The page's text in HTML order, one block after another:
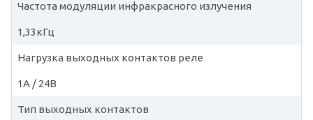
Частота модуляции инфракрасного излучения
1,33кГц
Нагрузка выходных контактов реле
1А / 24В
Тип выходных контактов